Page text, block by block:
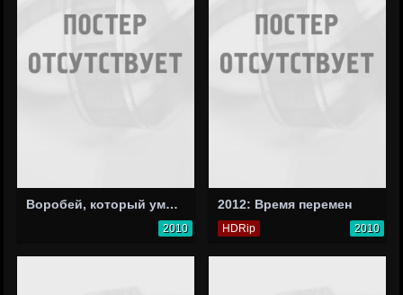
Воробей, который умел держать слово
2010
2012: Время перемен
HDRip 2010